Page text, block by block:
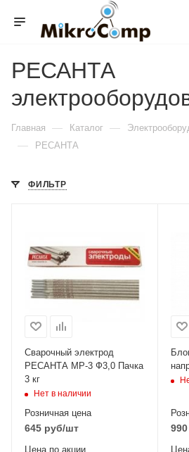
РЕСАНТА
Главная — Каталог —
— РЕСАНТА
ФИЛЬТР
Сварочный электрод
РЕСАНТА МР-3 Ф3,0 Пачка
3 кг
Нет в наличии
Розничная цена
645 руб/шт
Цена по акции
990